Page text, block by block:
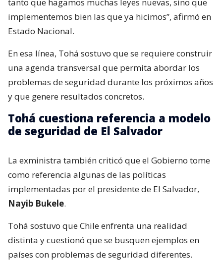
implementemos bien las que ya hicimos”, afirmó en
Estado Nacional.
En esa línea, Tohá sostuvo que se requiere construir
una agenda transversal que permita abordar los
problemas de seguridad durante los próximos años
y que genere resultados concretos.
Tohá cuestiona referencia a modelo
de seguridad de El Salvador
La exministra también criticó que el Gobierno tome
como referencia algunas de las políticas
implementadas por el presidente de El Salvador,
Nayib Bukele.
Tohá sostuvo que Chile enfrenta una realidad
distinta y cuestionó que se busquen ejemplos en
países con problemas de seguridad diferentes.